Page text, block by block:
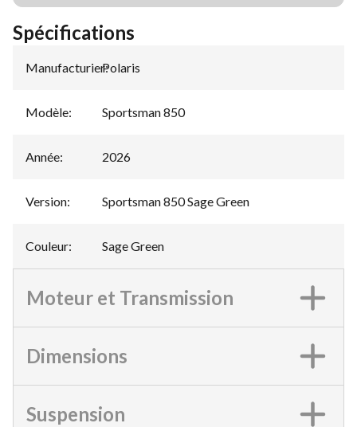
Spécifications
Manufacturier:
Polaris
Modèle: Sportsman 850
Année: 2026
Version: Sportsman 850 Sage Green
Couleur: Sage Green
Moteur et Transmission
Dimensions
Suspension